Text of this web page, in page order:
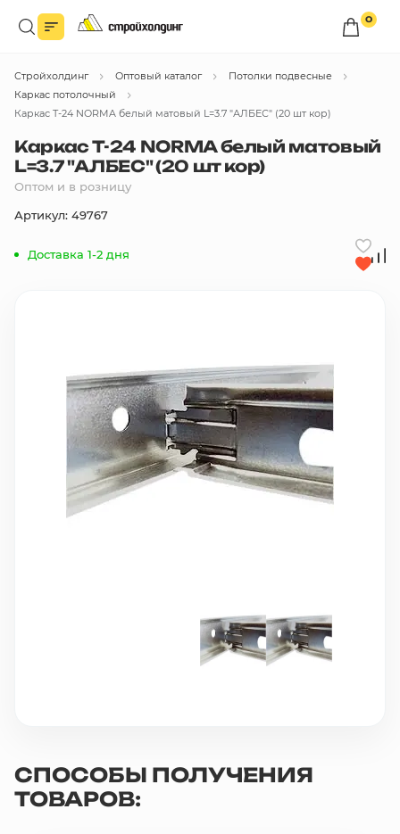
0
Войдите в личный кабинет
Вы сможете оформлять заказы
Каталог товаров
В корзину
10 000 ₽
Минимальный заказ
+7(495) 988-86-47
sales@stroyholding.ru
Все бренды
Стройхолдинг Оптовый каталог
Потолки подвесные
Каркас потолочный
Каркас T-24 NORMA белый матовый L=3.7 "АЛБЕС" (20 шт кор)
Каркас T-24 NORMA белый матовый
L=3.7 "АЛБЕС" (20 шт кор)
Оптом и в розницу
Артикул: 49767
Доставка 1-2 дня
СПОСОБЫ ПОЛУЧЕНИЯ
ТОВАРОВ: